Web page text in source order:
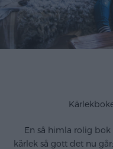
En så himla rolig bok
kärlek så gott det nu